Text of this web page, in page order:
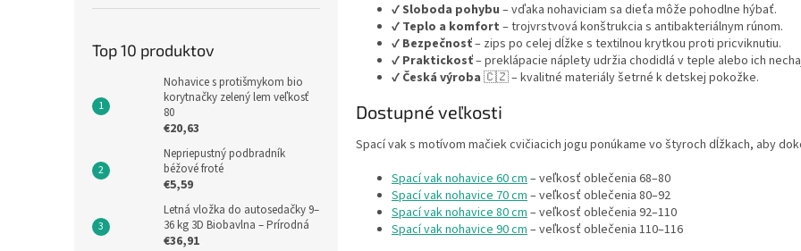
Top 10 produktov
Nohavice s protišmykom bio
korytnačky zelený lem veľkosť
80
€20,63
Nepriepustný podbradník
béžové froté
€5,59
Letná vložka do autosedačky 9–
36 kg 3D Biobavlna – Prírodná
€36,91
✔️Sloboda pohybu – vďaka nohaviciam sa dieťa môže pohodlne hýbať.
✔️ Teplo a komfort – trojvrstvová konštrukcia s antibakteriálnym rúnom.
✔️ Bezpečnosť– zips po celej dĺžke s textilnou krytkou proti pricviknutiu.
✔️ Praktickosť– preklápacie náplety udržia chodidlá v teple alebo ich
✔️ Česká výroba 🇨🇿 – kvalitné materiály šetrné k detskej pokožke.
Dostupné veľkosti
Spací vak s motívom mačiek cvičiacich jogu ponúkame vo štyroch dĺžkach, aby
Spací vak nohavice 60 cm – veľkosť oblečenia 68–80
Spací vak nohavice 70 cm – veľkosť oblečenia 80–92
Spací vak nohavice 80 cm – veľkosť oblečenia 92–110
Spací vak nohavice 90 cm – veľkosť oblečenia 110–116